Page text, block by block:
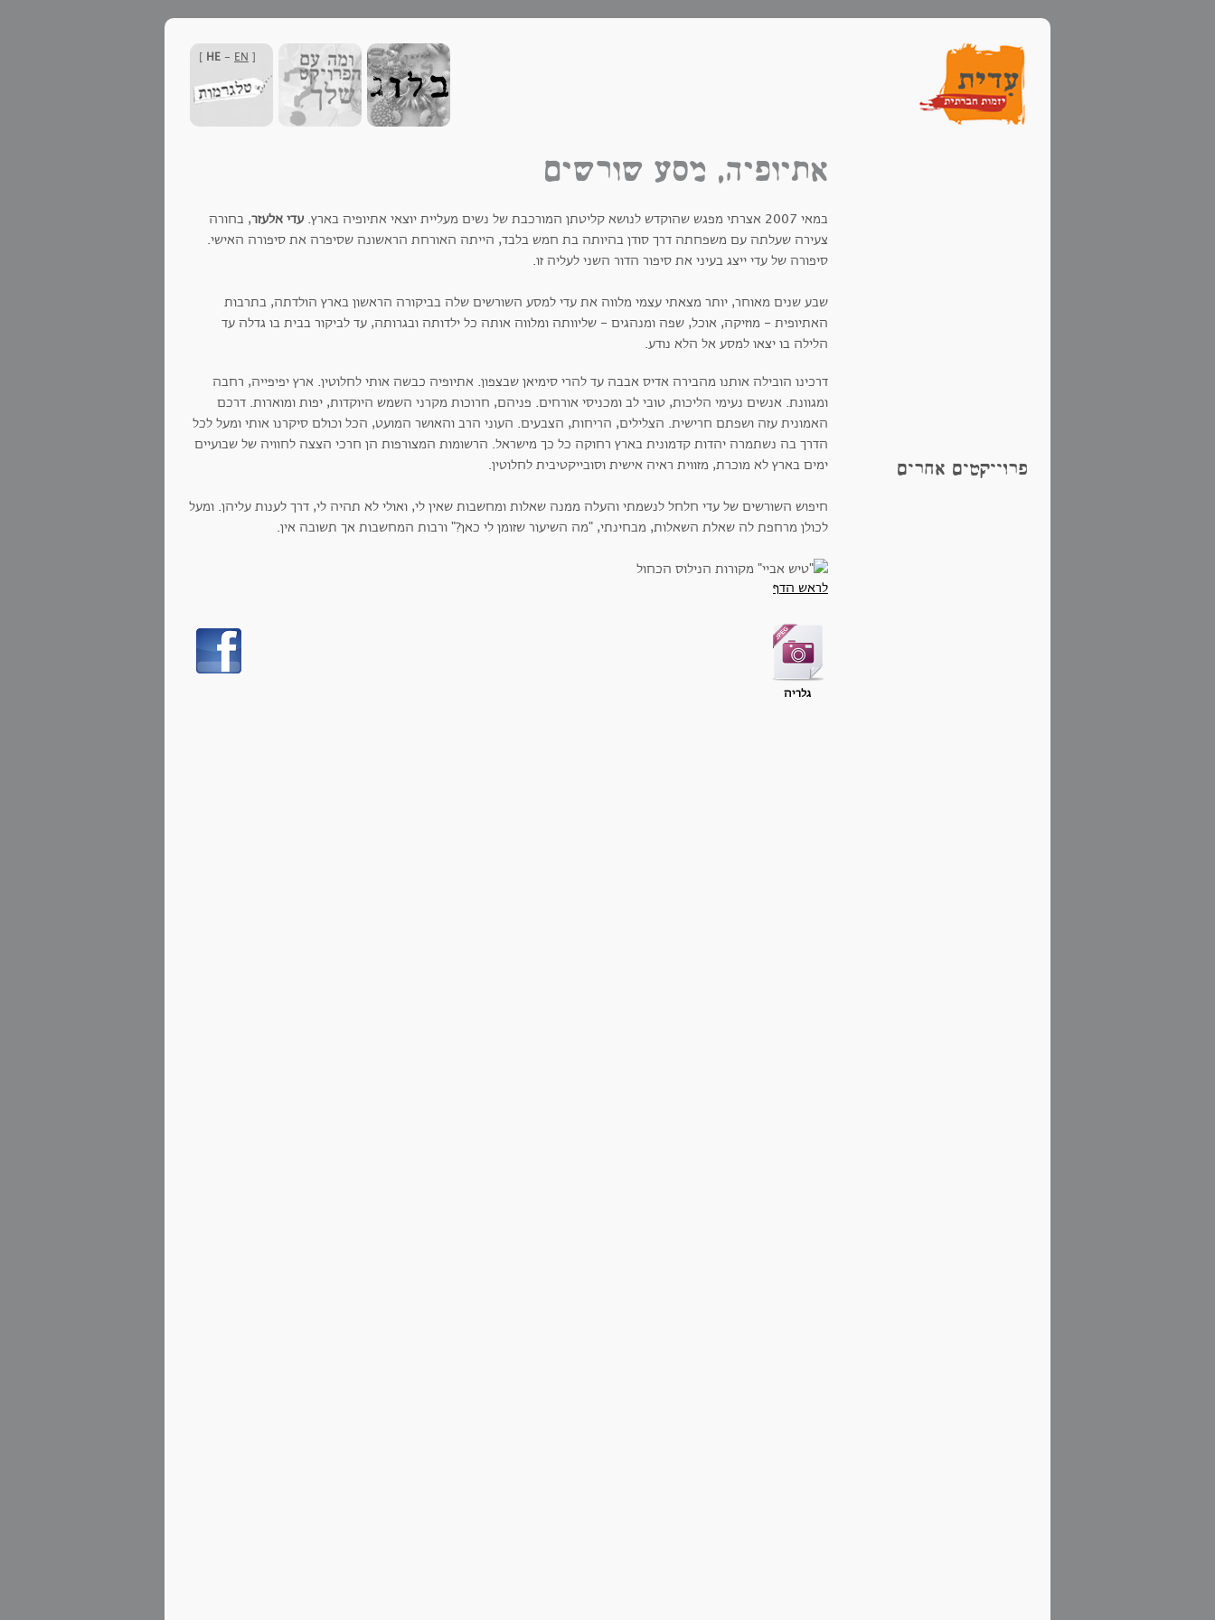
[
HE - EN
]
פרוייקטים אחרים
אתיופיה, מסע שורשים
במאי 2007 אצרתי מפגש שהוקדש לנושא קליטתן המורכבת של נשים מעליית יוצאי אתיופיה בארץ. עדי אלעזר, בחורה
צעירה שעלתה עם משפחתה דרך סודן בהיותה בת חמש בלבד, הייתה האורחת הראשונה שסיפרה את סיפורה האישי.
סיפורה של עדי ייצג בעיני את סיפור הדור השני לעליה זו.
שבע שנים מאוחר, יותר מצאתי עצמי מלווה את עדי למסע השורשים שלה בביקורה הראשון בארץ הולדתה, בתרבות
האתיופית - מוזיקה, אוכל, שפה ומנהגים - שליוותה ומלווה אותה כל ילדותה ובגרותה, עד לביקור בבית בו גדלה עד
הלילה בו יצאו למסע אל הלא נודע.
דרכינו הובילה אותנו מהבירה אדיס אבבה עד להרי סימיאן שבצפון. אתיופיה כבשה אותי לחלוטין. ארץ יפיפייה, רחבה
ומגוונת. אנשים נעימי הליכות, טובי לב ומכניסי אורחים. פניהם, חרוכות מקרני השמש היוקדות, יפות ומוארות. דרכם
האמונית עזה ושפתם חרישית. הצלילים, הריחות, הצבעים. העוני הרב והאושר המועט, הכל וכולם סיקרנו אותי ומעל לכל
הדרך בה נשתמרה יהדות קדמונית בארץ רחוקה כל כך מישראל. הרשומות המצורפות הן חרכי הצצה לחוויה של שבועיים
ימים בארץ לא מוכרת, מזווית ראיה אישית וסובייקטיבית לחלוטין.
חיפוש השורשים של עדי חלחל לנשמתי והעלה ממנה שאלות ומחשבות שאין לי, ואולי לא תהיה לי, דרך לענות עליהן. ומעל
לכולן מרחפת לה שאלת השאלות, מבחינתי, "מה השיעור שזומן לי כאן?" ורבות המחשבות אך תשובה אין.
לראש הדף
גלריה